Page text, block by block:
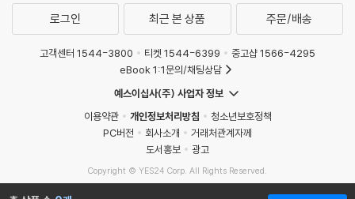
로그인 최근 본 상품 주문/배송
고객센터 1544-3800 티켓 1544-6399
중고샵 1566-4295
eBook 1:1문의/채팅상담
예스이십사(주) 사업자 정보
이용약관
개인정보처리방침
청소년보호정책
PC버전
회사소개
거래처관계자께
도서홍보
광고
Copyright © YES24 Corp. All Rights Reserved.
MATOM9